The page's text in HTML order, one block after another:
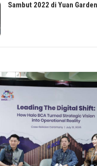
Sambut 2022 di Yuan